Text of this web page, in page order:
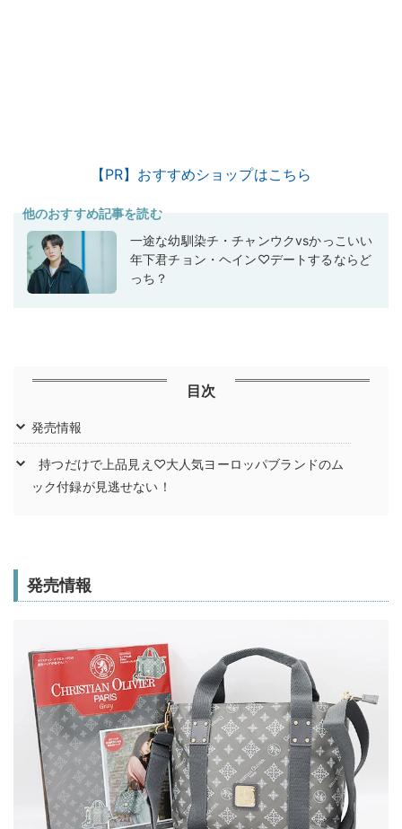
【PR】おすすめショップはこちら
他のおすすめ記事を読む
一途な幼馴染チ・チャンウクvsかっこいい
年下君チョン・ヘイン♡デートするならど
っち？
目次
発売情報
持つだけで上品見え♡大人気ヨーロッパブランドのム
ック付録が見逃せない！
発売情報